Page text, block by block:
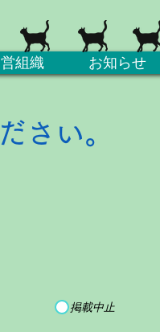
組織 お知らせ
さい。
掲載中止